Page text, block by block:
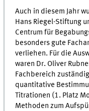
Auch in diesem Jahr
Hans Riegel-Stiftung
Centrum für
besonders gute
verliehen. Für die
waren Dr. Oliver
Fachbereich
quantitative
Titrationen (1. Platz
Methoden zum